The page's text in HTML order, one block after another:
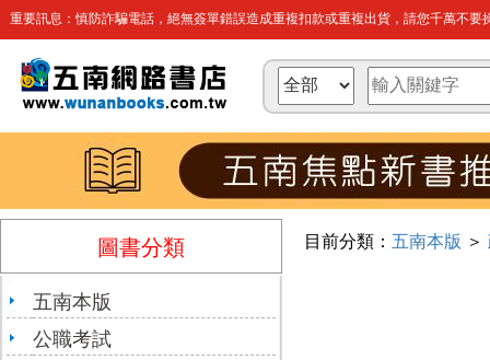
重要訊息：慎防詐騙電話，絕無簽單錯誤造成重複扣款或重複出貨，請您千萬不要
圖書分類
五南本版
公職考試
目前分類： 五南本版 ＞